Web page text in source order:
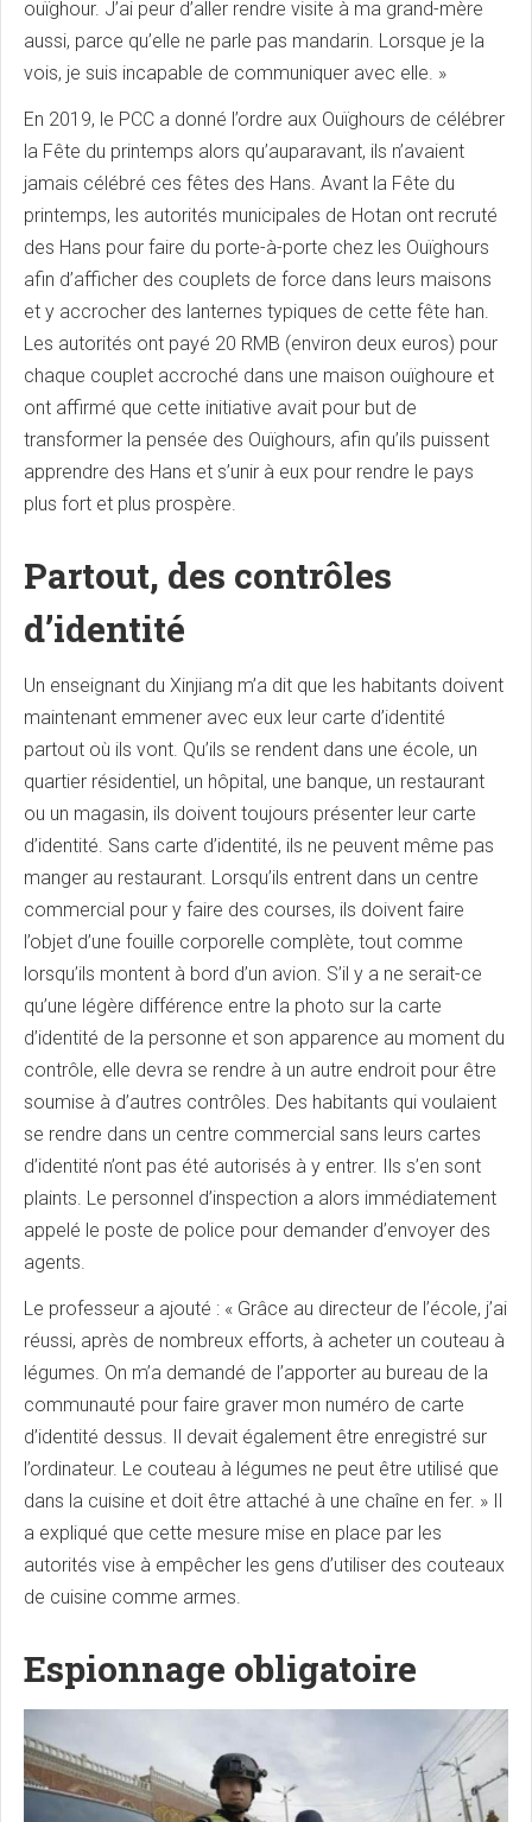
ouïghour. J’ai peur d’aller rendre visite à ma grand-mère
aussi, parce qu’elle ne parle pas mandarin. Lorsque je la
vois, je suis incapable de communiquer avec elle. »
En 2019, le PCC a donné l’ordre aux Ouïghours de célébrer
la Fête du printemps alors qu’auparavant, ils n’avaient
jamais célébré ces fêtes des Hans. Avant la Fête du
printemps, les autorités municipales de Hotan ont recruté
des Hans pour faire du porte-à-porte chez les Ouïghours
afin d’afficher des couplets de force dans leurs maisons
et y accrocher des lanternes typiques de cette fête han.
Les autorités ont payé 20 RMB (environ deux euros) pour
chaque couplet accroché dans une maison ouïghoure et
ont affirmé que cette initiative avait pour but de
transformer la pensée des Ouïghours, afin qu’ils puissent
apprendre des Hans et s’unir à eux pour rendre le pays
plus fort et plus prospère.
Partout, des contrôles
d’identité
Un enseignant du Xinjiang m’a dit que les habitants doivent
maintenant emmener avec eux leur carte d’identité
partout où ils vont. Qu’ils se rendent dans une école, un
quartier résidentiel, un hôpital, une banque, un restaurant
ou un magasin, ils doivent toujours présenter leur carte
d’identité. Sans carte d’identité, ils ne peuvent même pas
manger au restaurant. Lorsqu’ils entrent dans un centre
commercial pour y faire des courses, ils doivent faire
l’objet d’une fouille corporelle complète, tout comme
lorsqu’ils montent à bord d’un avion. S’il y a ne serait-ce
qu’une légère différence entre la photo sur la carte
d’identité de la personne et son apparence au moment du
contrôle, elle devra se rendre à un autre endroit pour être
soumise à d’autres contrôles. Des habitants qui voulaient
se rendre dans un centre commercial sans leurs cartes
d’identité n’ont pas été autorisés à y entrer. Ils s’en sont
plaints. Le personnel d’inspection a alors immédiatement
appelé le poste de police pour demander d’envoyer des
agents.
Le professeur a ajouté : « Grâce au directeur de l’école, j’ai
réussi, après de nombreux efforts, à acheter un couteau à
légumes. On m’a demandé de l’apporter au bureau de la
communauté pour faire graver mon numéro de carte
d’identité dessus. Il devait également être enregistré sur
l’ordinateur. Le couteau à légumes ne peut être utilisé que
dans la cuisine et doit être attaché à une chaîne en fer. » Il
a expliqué que cette mesure mise en place par les
autorités vise à empêcher les gens d’utiliser des couteaux
de cuisine comme armes.
Espionnage obligatoire